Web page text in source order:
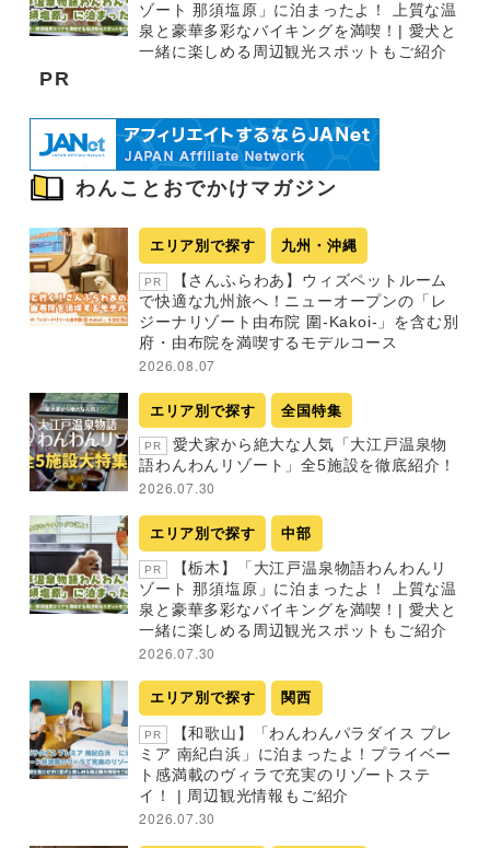
ゾート 那須塩原」に泊まったよ！ 上質な温
泉と豪華多彩なバイキングを満喫！| 愛犬と
一緒に楽しめる周辺観光スポットもご紹介
PR
わんことおでかけマガジン
エリア別で探す 九州・沖縄
PR
【さんふらわあ】ウィズペットルーム
で快適な九州旅へ！ニューオープンの「レ
ジーナリゾート由布院 圍-Kakoi-」を含む別
府・由布院を満喫するモデルコース
2026.08.07
エリア別で探す 全国特集
PR
愛犬家から絶大な人気「大江戸温泉物
語わんわんリゾート」全5施設を徹底紹介！
2026.07.30
エリア別で探す 中部
PR
【栃木】「大江戸温泉物語わんわんリ
ゾート 那須塩原」に泊まったよ！ 上質な温
泉と豪華多彩なバイキングを満喫！| 愛犬と
一緒に楽しめる周辺観光スポットもご紹介
2026.07.30
エリア別で探す 関西
PR
【和歌山】「わんわんパラダイス プレ
ミア 南紀白浜」に泊まったよ！プライベー
ト感満載のヴィラで充実のリゾートステ
イ！ | 周辺観光情報もご紹介
2026.07.30